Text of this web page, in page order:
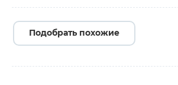
Подобрать похожие